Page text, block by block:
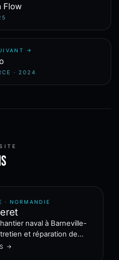
Flow
→
·2024
· NORMANDIE
naval à Barneville-
et réparation de
→